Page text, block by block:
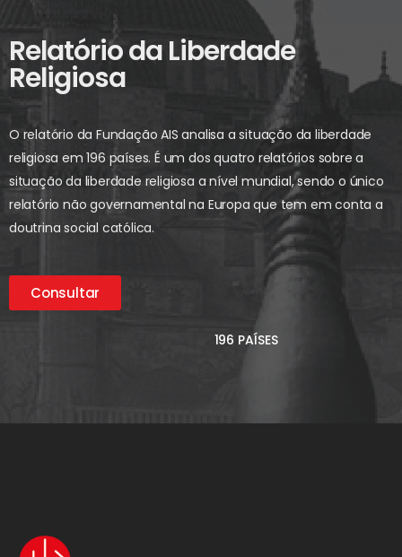
Relatório da Liberdade
Religiosa
O relatório da Fundação AIS analisa a situação da liberdade
religiosa em 196 países. É um dos quatro relatórios sobre a
situação da liberdade religiosa a nível mundial, sendo o único
relatório não governamental na Europa que tem em conta a
doutrina social católica.
Consultar
196 PAÍSES